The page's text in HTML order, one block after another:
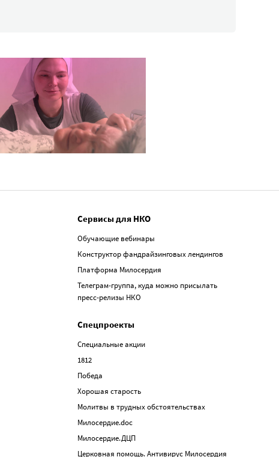
Сервисы для НКО
Обучающие вебинары
Конструктор фандрайзинговых лендингов
Платформа Милосердия
Телеграм-группа, куда можно присылать
пресс-релизы НКО
Спецпроекты
Специальные акции
1812
Победа
Хорошая старость
Молитвы в трудных обстоятельствах
Милосердие.doc
Милосердие.ДЦП
Церковная помощь. Антивирус Милосердия